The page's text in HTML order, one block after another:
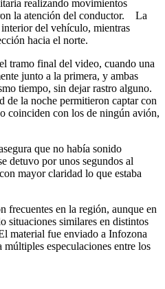
realizando movimientos
la atención del conductor. La
del vehículo, mientras
hacia el norte.
tramo final del video, cuando una
junto a la primera, y ambas
tiempo, sin dejar rastro alguno.
de la noche permitieron captar con
coinciden con los de ningún avión,
que no había sonido
detuvo por unos segundos al
mayor claridad lo que estaba
frecuentes en la región, aunque en
situaciones similares en distintos
material fue enviado a Infozona
especulaciones entre los